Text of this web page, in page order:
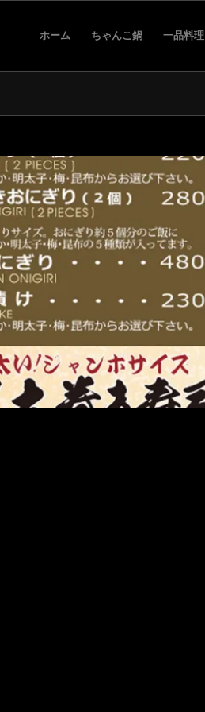
ホーム ちゃんこ鍋 一品料理